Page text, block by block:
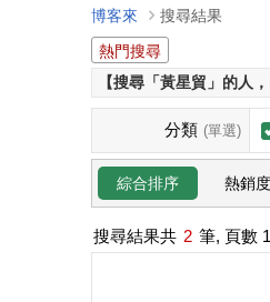
博客來
搜尋結果
熱門搜尋
【搜尋「黃星貿」的人
分類 (單選)
綜合排序 熱銷度
搜尋結果共 2 筆, 頁數 1